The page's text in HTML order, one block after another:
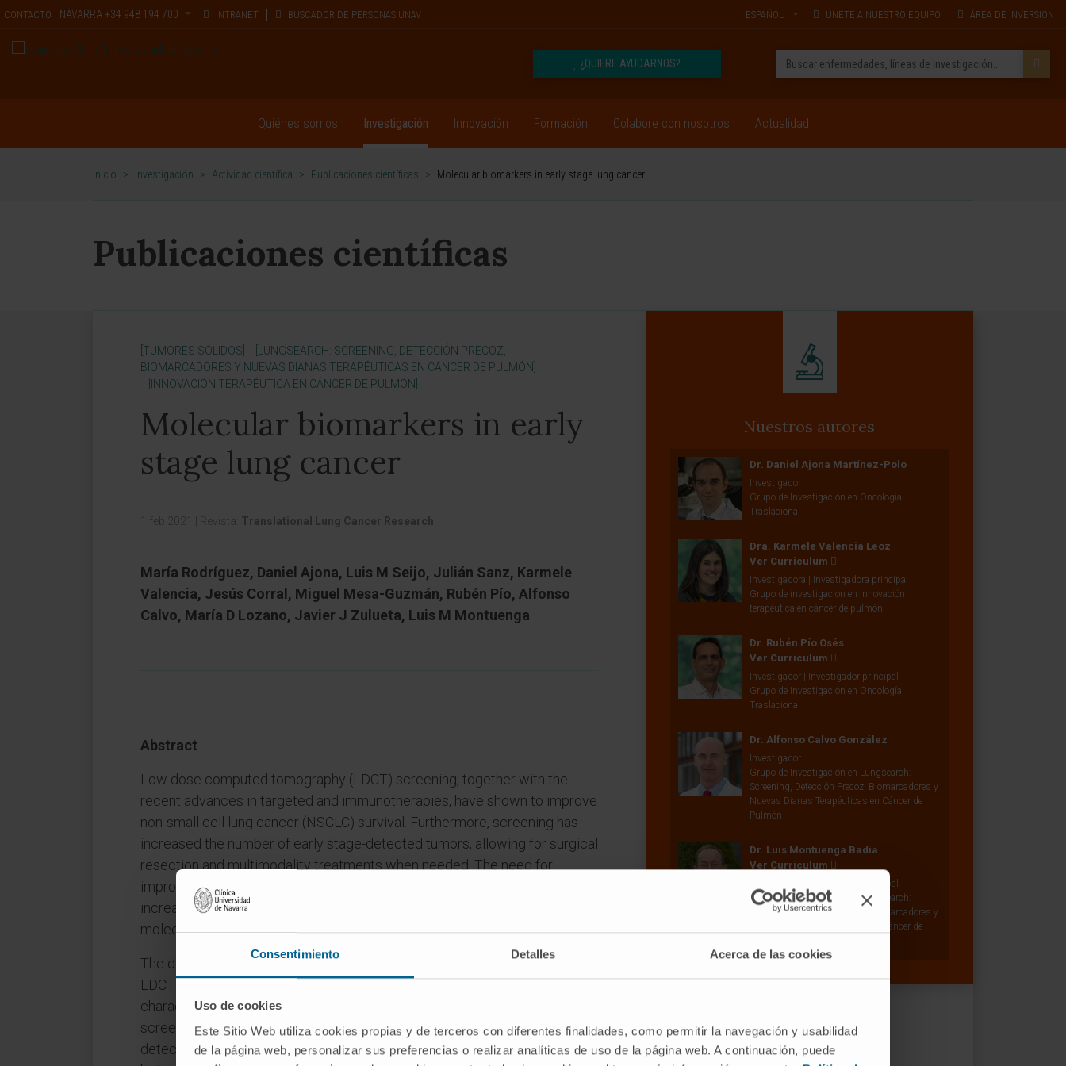
Consentimiento Detalles Acerca de las cookies
Uso de cookies
Este Sitio Web utiliza cookies propias y de terceros con diferentes finalidades, como permitir la navegación y usabilidad
de la página web, personalizar sus preferencias o realizar analíticas de uso de la página web. A continuación, puede
CONTACTO NAVARRA +34 948 194 700 INTRANET BUSCADOR DE PERSONAS UNAV ESPAÑOL ÚNETE A NUESTRO EQUIPO ÁREA DE INVERSIÓN
¿QUIERE AYUDARNOS?
Quiénes somos Investigación Innovación Formación Colabore con nosotros Actualidad
Inicio > Investigación > Actividad científica > Publicaciones científicas > Molecular biomarkers in early stage lung cancer
Publicaciones científicas
[TUMORES SÓLIDOS]
[LUNGSEARCH: SCREENING, DETECCIÓN PRECOZ,
BIOMARCADORES Y NUEVAS DIANAS TERAPÉUTICAS EN CÁNCER DE PULMÓN]
[INNOVACIÓN TERAPÉUTICA EN CÁNCER DE PULMÓN]
Molecular biomarkers in early
stage lung cancer
1 feb 2021 Revista: Translational Lung Cancer Research
María Rodríguez, Daniel Ajona, Luis M Seijo, Julián Sanz, Karmele
Valencia, Jesús Corral, Miguel Mesa-Guzmán, Rubén Pío, Alfonso
Calvo, María D Lozano, Javier J Zulueta, Luis M Montuenga
Abstract
Low dose computed tomography (LDCT) screening, together with the
recent advances in targeted and immunotherapies, have shown to improve
non-small cell lung cancer (NSCLC) survival. Furthermore, screening has
increased the number of early stage-detected tumors, allowing for surgical
resection and multimodality treatments when needed. The need for
improved sensitivity and specificity of NSCLC screening has led to
increased interest in combining clinical and radiological data with
molecular data.
The development of biomarkers is poised to refine inclusion criteria for
LDCT screening programs. Biomarkers may also be useful to better
characterize the risk of indeterminate nodules found in the course of
screening or to refine prognosis and help in the management of screening
detected tumors. The clinical implications of these biomarkers are still
Nuestros autores
Dr. Daniel Ajona Martínez-Polo
Investigador
Grupo de Investigación en Oncología
Traslacional
Dra. Karmele Valencia Leoz
Ver Curriculum
Investigadora | Investigadora principal
Grupo de investigación en Innovación
terapéutica en cáncer de pulmón
Dr. Rubén Pío Osés
Ver Curriculum
Investigador | Investigador principal
Grupo de Investigación en Oncología
Traslacional
Dr. Alfonso Calvo González
Investigador
Grupo de Investigación en Lungsearch:
Screening, Detección Precoz, Biomarcadores y
Nuevas Dianas Terapéuticas en Cáncer de
Pulmón
Dr. Luis Montuenga Badía
Ver Curriculum
Investigador | Investigador principal
Grupo de Investigación en Lungsearch:
Screening, Detección Precoz, Biomarcadores y
Nuevas Dianas Terapéuticas en Cáncer de